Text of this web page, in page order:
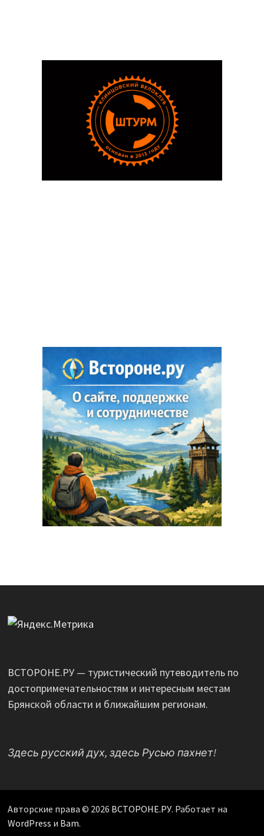
ВСТОРОНЕ.РУ — туристический путеводитель по
достопримечательностям и интересным местам
Брянской области и ближайшим регионам.
Здесь русский дух, здесь Русью пахнет!
Авторские права © 2026 ВСТОРОНЕ.РУ. Работает на
WordPress и Bam.